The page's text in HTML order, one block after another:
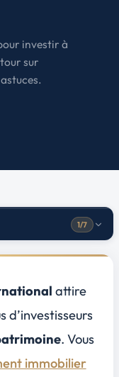
investir à
sur
1/7
à l'étranger ?
investir en 2026 ?
attire
d’investisseurs
. Vous
immobilier